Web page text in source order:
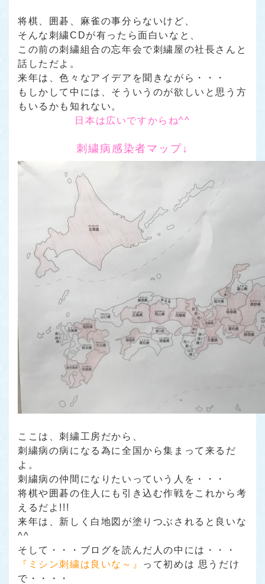
将棋、囲碁、麻雀の事分らないけど、
そんな刺繍CDが有ったら面白いなと、
この前の刺繍組合の忘年会で刺繍屋の社長さんと
話しただよ。
来年は、色々なアイデアを聞きながら・・・
もしかして中には、そういうのが欲しいと思う方
もいるかも知れない。
日本は広いですからね^^
刺繍病感染者マップ↓
ここは、刺繍工房だから、
刺繍病の病になる為に全国から集まって来るだ
よ。
刺繍病の仲間になりたいっていう人を・・・
将棋や囲碁の住人にも引き込む作戦をこれから考
えるだよ!!!
来年は、新しく白地図が塗りつぶされると良いな
^^
そして・・・ブログを読んだ人の中には・・・
『ミシン刺繍は良いな～』
って初めは 思うだけ
で・・・・